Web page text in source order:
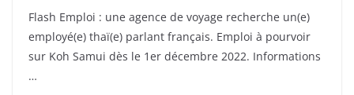
Flash Emploi : une agence de voyage recherche un(e)
employé(e) thaï(e) parlant français. Emploi à pourvoir
sur Koh Samui dès le 1er décembre 2022. Informations
…